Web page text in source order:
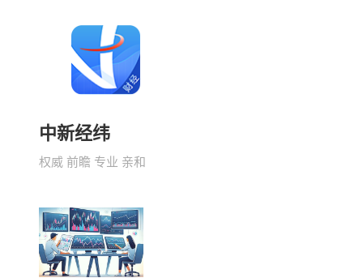
中新经纬
权威 前瞻 专业 亲和